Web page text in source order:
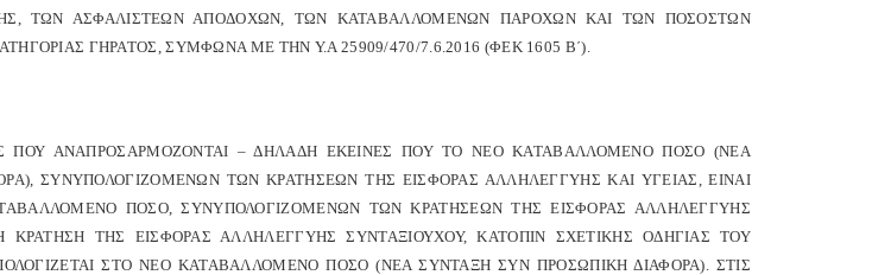
ΤΩΝ ΑΣΦΑΛΙΣΤΕΩΝ ΑΠΟΔΟΧΩΝ, ΤΩΝ ΚΑΤΑΒΑΛΛΟΜΕΝΩΝ ΠΑΡΟΧΩΝ ΚΑΙ ΤΩΝ ΠΟΣΟΣΤΩΝ
ΓΗΡΑΤΟΣ, ΣΥΜΦΩΝΑ ΜΕ ΤΗΝ Υ.Α 25909/470/7.6.2016 (ΦΕΚ 1605 Β΄).
ΠΟΥ ΑΝΑΠΡΟΣΑΡΜΟΖΟΝΤΑΙ – ΔΗΛΑΔΗ ΕΚΕΙΝΕΣ ΠΟΥ ΤΟ ΝΕΟ ΚΑΤΑΒΑΛΛΟΜΕΝΟ ΠΟΣΟ (ΝΕΑ
ΣΥΝΥΠΟΛΟΓΙΖΟΜΕΝΩΝ ΤΩΝ ΚΡΑΤΗΣΕΩΝ ΤΗΣ ΕΙΣΦΟΡΑΣ ΑΛΛΗΛΕΓΓΥΗΣ ΚΑΙ ΥΓΕΙΑΣ, ΕΙΝΑΙ
ΠΟΣΟ, ΣΥΝΥΠΟΛΟΓΙΖΟΜΕΝΩΝ ΤΩΝ ΚΡΑΤΗΣΕΩΝ ΤΗΣ ΕΙΣΦΟΡΑΣ ΑΛΛΗΛΕΓΓΥΗΣ
ΚΡΑΤΗΣΗ ΤΗΣ ΕΙΣΦΟΡΑΣ ΑΛΛΗΛΕΓΓΥΗΣ ΣΥΝΤΑΞΙΟΥΧΟΥ, ΚΑΤΟΠΙΝ ΣΧΕΤΙΚΗΣ ΟΔΗΓΙΑΣ ΤΟΥ
ΣΤΟ ΝΕΟ ΚΑΤΑΒΑΛΛΟΜΕΝΟ ΠΟΣΟ (ΝΕΑ ΣΥΝΤΑΞΗ ΣΥΝ ΠΡΟΣΩΠΙΚΗ ΔΙΑΦΟΡΑ). ΣΤΙΣ